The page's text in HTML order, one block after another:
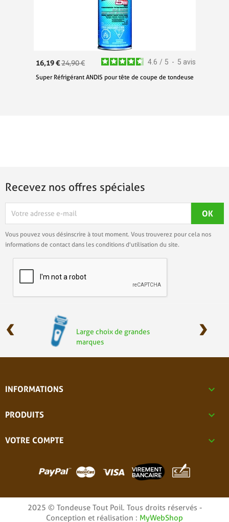
4.6 / 5 - 5 avis
16,19 €24,90 €
Super Réfrigérant ANDIS pour tête de coupe de tondeuse
Recevez nos offres spéciales
Vous pouvez vous désinscrire à tout moment. Vous trouverez pour cela nos
informations de contact dans les conditions d'utilisation du site.
Large choix de grandes
marques
‹ ›
INFORMATIONS 
PRODUITS 
VOTRE COMPTE 
2025 © Tondeuse Tout Poil. Tous droits réservés -
Conception et réalisation : MyWebShop